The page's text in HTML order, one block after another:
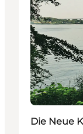
Die Neue